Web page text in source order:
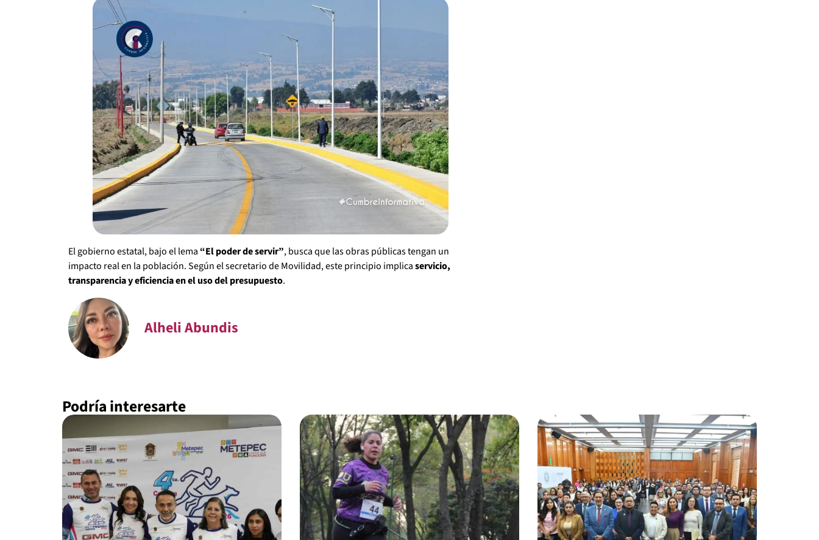
El gobierno estatal, bajo el lema “El poder de servir”, busca que las obras públicas tengan un
impacto real en la población. Según el secretario de Movilidad, este principio implicaservicio,
transparencia y eficiencia en el uso del presupuesto.
Alheli Abundis
Podría interesarte